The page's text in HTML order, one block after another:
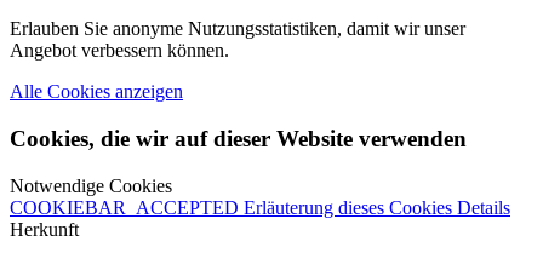
Erlauben Sie anonyme Nutzungsstatistiken, damit wir unser
Angebot verbessern können.
Alle Cookies anzeigen
Cookies, die wir auf dieser Website verwenden
Notwendige Cookies
COOKIEBAR_ACCEPTED Erläuterung dieses Cookies Details
Herkunft